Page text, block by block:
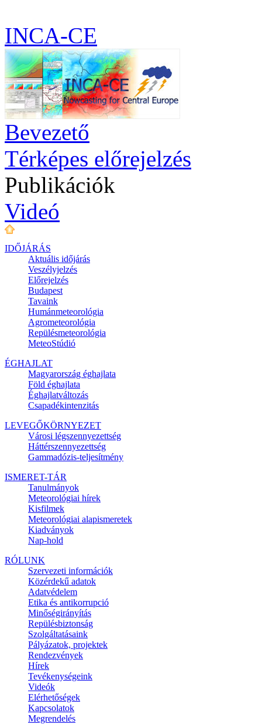
INCA-CE
Bevezető
Térképes előrejelzés
Publikációk
Videó
IDŐJÁRÁS
Aktuális időjárás
Veszélyjelzés
Előrejelzés
Budapest
Tavaink
Humánmeteorológia
Agrometeorológia
Repülésmeteorológia
MeteoStúdió
ÉGHAJLAT
Magyarország éghajlata
Föld éghajlata
Éghajlatváltozás
Csapadékintenzitás
LEVEGŐKÖRNYEZET
Városi légszennyezettség
Háttérszennyezettség
Gammadózis-teljesítmény
ISMERET-TÁR
Tanulmányok
Meteorológiai hírek
Kisfilmek
Meteorológiai alapismeretek
Kiadványok
Nap-hold
RÓLUNK
Szervezeti információk
Közérdekű adatok
Adatvédelem
Etika és antikorrupció
Minőségirányítás
Repülésbiztonság
Szolgáltatásaink
Pályázatok, projektek
Rendezvények
Hírek
Tevékenységeink
Videók
Elérhetőségek
Kapcsolatok
Megrendelés